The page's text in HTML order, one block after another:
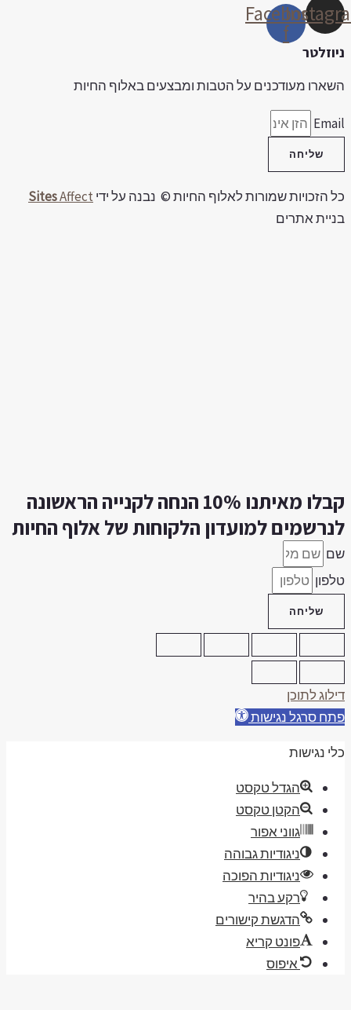
Facebook-
f
מעודכנים על הטבות ומבצעים באלוף החיות
שליחה
הזכויות שמורות לאלוף החיות © נבנה על ידי SitesAffect
אתרים
קבלו מאיתנו 10% הנחה לקנייה הראשונה
למועדון הלקוחות של אלוף החיות
שליחה
לתוכן
סרגל נגישות
נגישות
הגדל טקסט
הקטן טקסט
גווני אפור
ניגודיות גבוהה
ניגודיות הפוכה
רקע בהיר
הדגשת קישורים
פונט קריא
איפוס